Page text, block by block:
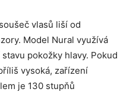
vlasů liší od
Model Nural využívá
pokožky hlavy. Pokud
vysoká, zařízení
je 130 stupňů